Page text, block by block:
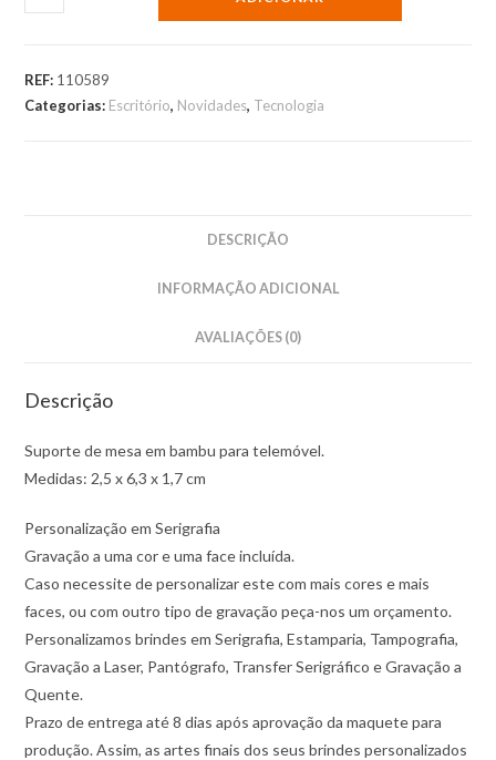
de
mesa
REF: 110589
Categorias: Escritório, Novidades, Tecnologia
DESCRIÇÃO
INFORMAÇÃO ADICIONAL
AVALIAÇÕES (0)
Descrição
Suporte de mesa em bambu para telemóvel.
Medidas: 2,5 x 6,3 x 1,7 cm
Personalização em Serigrafia
Gravação a uma cor e uma face incluída.
Caso necessite de personalizar este com mais cores e mais
faces, ou com outro tipo de gravação peça-nos um orçamento.
Personalizamos brindes em Serigrafia, Estamparia, Tampografia,
Gravação a Laser, Pantógrafo, Transfer Serigráfico e Gravação a
Quente.
Prazo de entrega até 8 dias após aprovação da maquete para
produção. Assim, as artes finais dos seus brindes personalizados